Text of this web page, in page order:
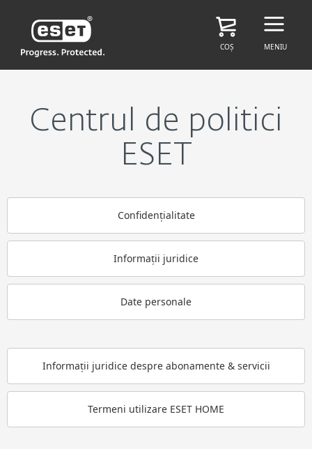
COȘ MENIU
Centrul de politici
ESET
Confidențialitate
Informații juridice
Date personale
Informații juridice despre abonamente & servicii
Termeni utilizare ESET HOME